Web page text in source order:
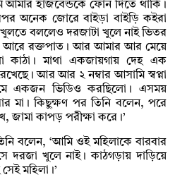
হাজবেন্ডকে ফোন দিতে থাকি।
অনেক জোরে বাইড়া বাইড়ি কইরা
বললেও দরজাটা খুলে নাই ভিতর
আরে রক্তপাত। আর আমার আর মেয়ে
কাঠা। মাথা একজায়গায় দেহ এক
আর আর ২ নম্বার আসামি স্বপ্না
একজন ভিডিও করছিলো। এসময়
মা। কিছুক্ষণ পর তিনি বলেন, পরে
জামা কাপড় পরীক্ষা করে।’
বলেন, ‘আমি ওই মহিলাকে বারবার
দরজা খুলে নাই। কাঠগড়ায় দাড়িয়ে
মহিলা।’